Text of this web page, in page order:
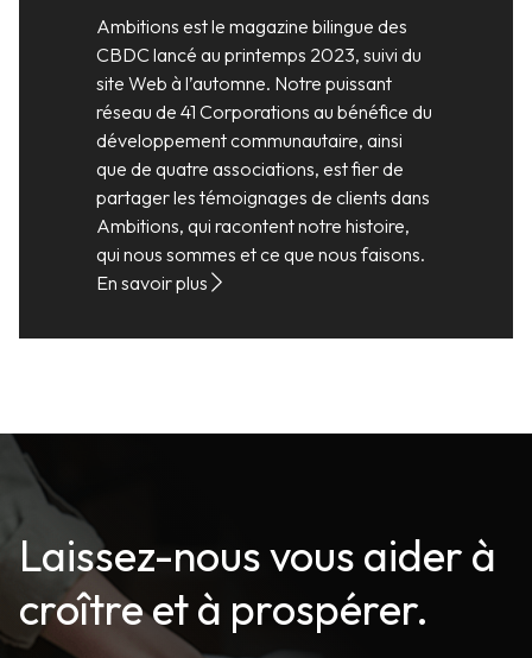
Ambitions est le magazine bilingue des
CBDC lancé au printemps 2023, suivi du
site Web à l’automne. Notre puissant
réseau de 41 Corporations au bénéfice du
développement communautaire, ainsi
que de quatre associations, est fier de
partager les témoignages de clients dans
Ambitions, qui racontent notre histoire,
qui nous sommes et ce que nous faisons.
En savoir plus
Laissez-nous vous aider à
croître et à prospérer.